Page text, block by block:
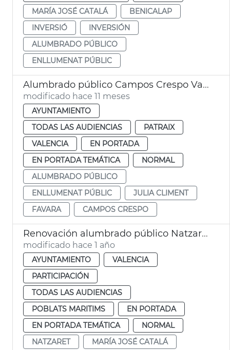
MARÍA JOSÉ CATALÁ
BENICALAP
INVERSIÓ
INVERSIÓN
ALUMBRADO PÚBLICO
ENLLUMENAT PÚBLIC
Alumbrado público Campos Crespo València
modificado hace 11 meses
AYUNTAMIENTO
TODAS LAS AUDIENCIAS
PATRAIX
VALENCIA
EN PORTADA
EN PORTADA TEMÁTICA
NORMAL
ALUMBRADO PÚBLICO
ENLLUMENAT PÚBLIC
JULIA CLIMENT
FAVARA
CAMPOS CRESPO
Renovación alumbrado público Natzaret
modificado hace 1 año
AYUNTAMIENTO
VALENCIA
PARTICIPACIÓN
TODAS LAS AUDIENCIAS
POBLATS MARITIMS
EN PORTADA
EN PORTADA TEMÁTICA
NORMAL
NATZARET
MARÍA JOSÉ CATALÁ